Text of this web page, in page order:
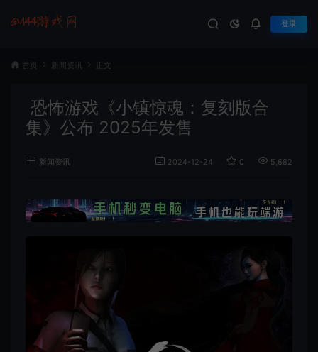
登录
首页 新闻资讯 正文
恐怖游戏《小镇惊魂：复刻版合
集》公布 2025年发售
新闻资讯 2024-12-24 0 5,682